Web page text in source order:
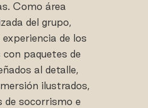
Como área
del grupo,
experiencia de los
con paquetes de
al detalle,
ilustrados,
de socorrismo e